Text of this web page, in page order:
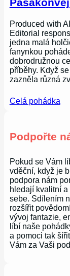
Produced with
Editorial
jedna malá
fanynkou
dobrodružnou
příběhy. Když
zazněla různá
Celá pohádka
Podpořte
Pokud se Vám
vděční, když je
podpora nám
hledají kvalitní
sebe. Sdílením
rozšířit
vývoj fantazie,
líbí naše
a pomoci tak
Vám za Vaši